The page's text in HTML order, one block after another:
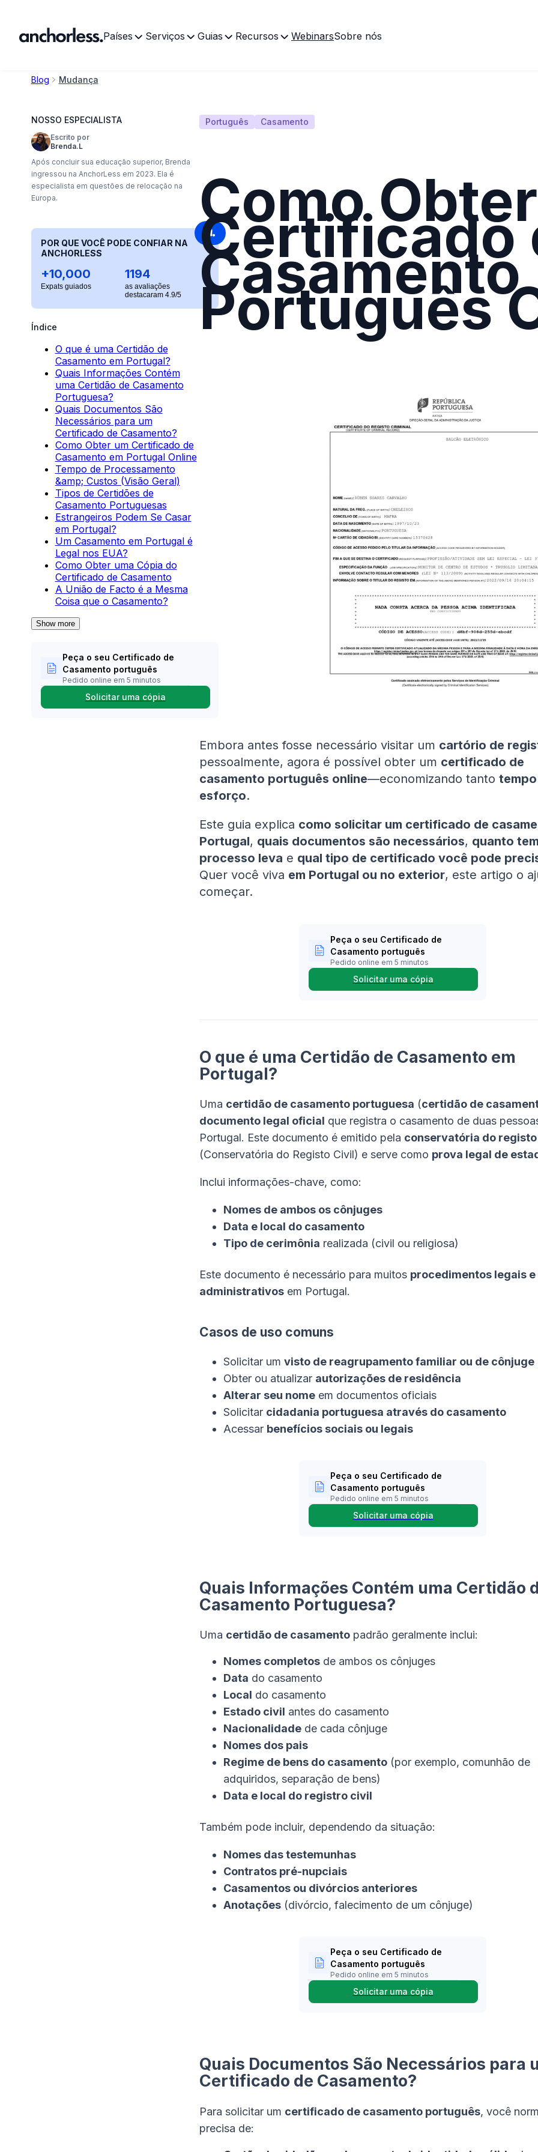
Países Serviços Guias Recursos WebinarsSobre nós
Blog Mudança
NOSSO ESPECIALISTA
Escrito por
Brenda.L
Após concluir sua educação superior, Brenda
ingressou na AnchorLess em 2023. Ela é
especialista em questões de relocação na
Europa.
POR QUE VOCÊ PODE CONFIAR NA
ANCHORLESS
+10,000
Expats guiados
1194
as avaliações
destacaram 4.9/5
Índice
O que é uma Certidão de
Casamento em Portugal?
Quais Informações Contém
uma Certidão de Casamento
Portuguesa?
Quais Documentos São
Necessários para um
Certificado de Casamento?
Como Obter um Certificado de
Casamento em Portugal Online
Tempo de Processamento
&amp; Custos (Visão Geral)
Tipos de Certidões de
Casamento Portuguesas
Estrangeiros Podem Se Casar
em Portugal?
Um Casamento em Portugal é
Legal nos EUA?
Como Obter uma Cópia do
Certificado de Casamento
A União de Facto é a Mesma
Coisa que o Casamento?
Show more
Peça o seu Certificado de
Casamento português
Pedido online em 5 minutos
Solicitar uma cópia
Português Casamento
Como
Certificado
Casamento
Português
Embora antes fosse necessário visitar um cartório de
pessoalmente, agora é possível obter um certificado de
casamento português online—economizando tanto tempo
esforço.
Este guia explica como solicitar um certificado de
Portugal, quais documentos são necessários, quanto
processo leva e qual tipo de certificado você pode
Quer você viva em Portugal ou no exterior, este artigo o
começar.
Peça o seu Certificado de
Casamento português
Pedido online em 5 minutos
Solicitar uma cópia
O que é uma Certidão de Casamento em
Portugal?
Uma certidão de casamento portuguesa (certidão de
documento legal oficial que registra o casamento de duas
Portugal. Este documento é emitido pela conservatória do
(Conservatória do Registo Civil) e serve como prova legal de
Inclui informações-chave, como:
Nomes de ambos os cônjuges
Data e local do casamento
Tipo de cerimônia realizada (civil ou religiosa)
Este documento é necessário para muitos procedimentos legais e
administrativosem Portugal.
Casos de uso comuns
Solicitar um visto de reagrupamento familiar ou de cônjuge
Obter ou atualizar autorizações de residência
Alterar seu nomeem documentos oficiais
Solicitar cidadania portuguesa através do casamento
Acessar benefícios sociais ou legais
Peça o seu Certificado de
Casamento português
Pedido online em 5 minutos
Solicitar uma cópia
Quais Informações Contém uma Certidão
Casamento Portuguesa?
Uma certidão de casamentopadrão geralmente inclui:
Nomes completosde ambos os cônjuges
Data do casamento
Local do casamento
Estado civil antes do casamento
Nacionalidadede cada cônjuge
Nomes dos pais
Regime de bens do casamento(por exemplo, comunhão de
adquiridos, separação de bens)
Data e local do registro civil
Também pode incluir, dependendo da situação:
Nomes das testemunhas
Contratos pré-nupciais
Casamentos ou divórcios anteriores
Anotações(divórcio, falecimento de um cônjuge)
Peça o seu Certificado de
Casamento português
Pedido online em 5 minutos
Solicitar uma cópia
Quais Documentos São Necessários para
Certificado de Casamento?
Para solicitar um certificado de casamento português, você
precisa de: